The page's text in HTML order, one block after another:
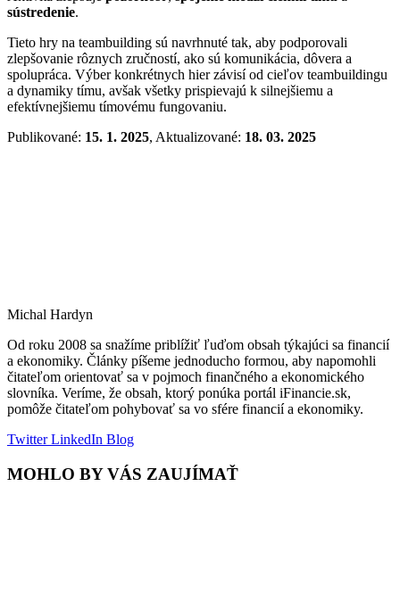
sústredenie.
Tieto hry na teambuilding sú navrhnuté tak, aby podporovali
zlepšovanie rôznych zručností, ako sú komunikácia, dôvera a
spolupráca. Výber konkrétnych hier závisí od cieľov teambuildingu
a dynamiky tímu, avšak všetky prispievajú k silnejšiemu a
efektívnejšiemu tímovému fungovaniu.
Publikované: 15. 1. 2025, Aktualizované: 18. 03. 2025
Michal Hardyn
Od roku 2008 sa snažíme priblížiť ľuďom obsah týkajúci sa financií
a ekonomiky. Články píšeme jednoducho formou, aby napomohli
čitateľom orientovať sa v pojmoch finančného a ekonomického
slovníka. Veríme, že obsah, ktorý ponúka portál iFinancie.sk,
pomôže čitateľom pohybovať sa vo sfére financií a ekonomiky.
TwitterLinkedIn Blog
MOHLO BY VÁS ZAUJÍMAŤ